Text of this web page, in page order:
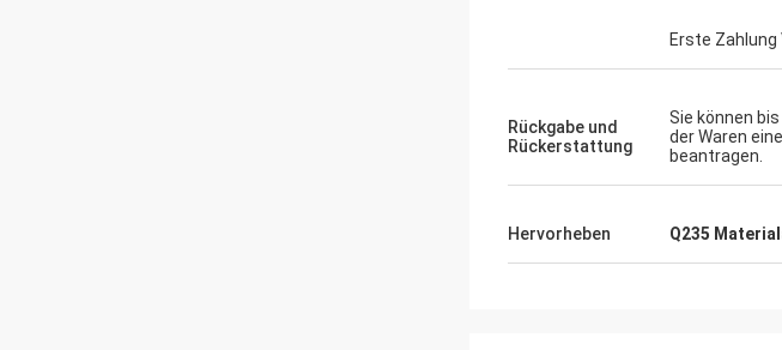
Erste Zahlung
Rückgabe und
Rückerstattung
Sie können
der Waren
beantragen.
Hervorheben Q235